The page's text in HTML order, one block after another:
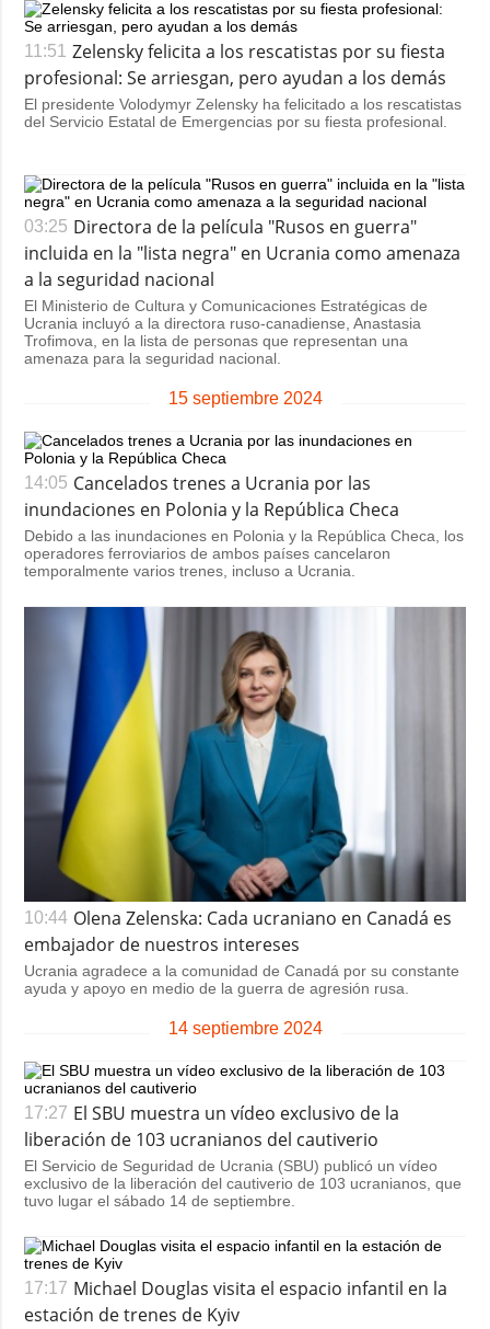
11:51
Zelensky felicita a los rescatistas por su fiesta
profesional: Se arriesgan, pero ayudan a los demás
El presidente Volodymyr Zelensky ha felicitado a los rescatistas
del Servicio Estatal de Emergencias por su fiesta profesional.
03:25 Directora de la película "Rusos en guerra"
incluida en la "lista negra" en Ucrania como amenaza
a la seguridad nacional
El Ministerio de Cultura y Comunicaciones Estratégicas de
Ucrania incluyó a la directora ruso-canadiense, Anastasia
Trofimova, en la lista de personas que representan una
amenaza para la seguridad nacional.
15 septiembre 2024
14:05 Cancelados trenes a Ucrania por las
inundaciones en Polonia y la República Checa
Debido a las inundaciones en Polonia y la República Checa, los
operadores ferroviarios de ambos países cancelaron
temporalmente varios trenes, incluso a Ucrania.
10:44 Olena Zelenska: Cada ucraniano en Canadá es
embajador de nuestros intereses
Ucrania agradece a la comunidad de Canadá por su constante
ayuda y apoyo en medio de la guerra de agresión rusa.
14 septiembre 2024
17:27 El SBU muestra un vídeo exclusivo de la
liberación de 103 ucranianos del cautiverio
El Servicio de Seguridad de Ucrania (SBU) publicó un vídeo
exclusivo de la liberación del cautiverio de 103 ucranianos, que
tuvo lugar el sábado 14 de septiembre.
17:17 Michael Douglas visita el espacio infantil en la
estación de trenes de Kyiv